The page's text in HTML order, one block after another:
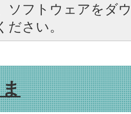
ソフトウェアをダ
ださい。